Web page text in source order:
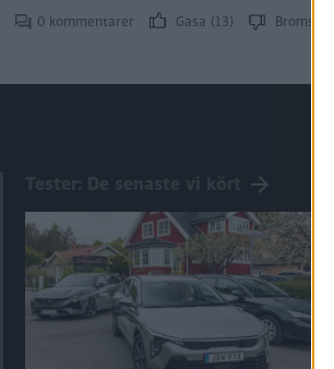
0 kommentarer Gasa (13) Bromsa (9)